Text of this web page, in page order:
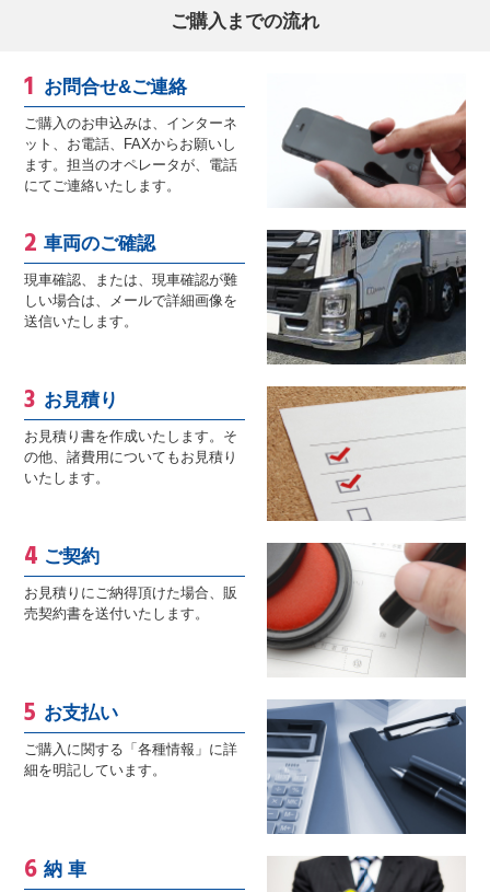
ご購入までの流れ
お問合せ&ご連絡
ご購入のお申込みは、インターネ
ット、お電話、FAXからお願いし
ます。担当のオペレータが、電話
にてご連絡いたします。
車両のご確認
現車確認、または、現車確認が難
しい場合は、メールで詳細画像を
送信いたします。
お見積り
お見積り書を作成いたします。そ
の他、諸費用についてもお見積り
いたします。
ご契約
お見積りにご納得頂けた場合、販
売契約書を送付いたします。
お支払い
ご購入に関する「各種情報」に詳
細を明記しています。
納 車